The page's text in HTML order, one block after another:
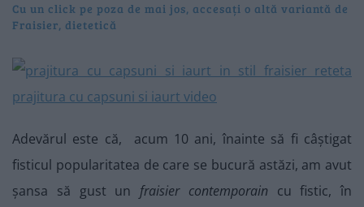
Cu un click pe poza de mai jos, accesați o altă variantă de
Fraisier, dietetică
Adevărul este că, acum 10 ani, înainte să fi câștigat
fisticul popularitatea de care se bucură astăzi, am avut
șansa să gust un fraisier contemporain cu fistic, în